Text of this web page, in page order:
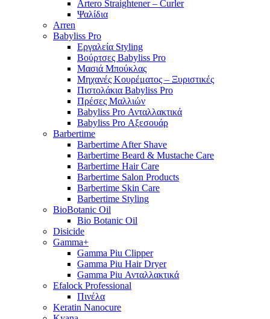
Artero Straightener – Curler
Ψαλίδια
Arren
Babyliss Pro
Εργαλεία Styling
Βούρτσες Babyliss Pro
Μασιά Μπούκλας
Μηχανές Κουρέματος – Ξυριστικές
Πιστολάκια Babyliss Pro
Πρέσες Μαλλιών
Babyliss Pro Ανταλλακτικά
Babyliss Pro Αξεσουάρ
Barbertime
Barbertime After Shave
Barbertime Beard & Mustache Care
Barbertime Hair Care
Barbertime Salon Products
Barbertime Skin Care
Barbertime Styling
BioBotanic Oil
Bio Botanic Oil
Disicide
Gamma+
Gamma Piu Clipper
Gamma Piu Hair Dryer
Gamma Piu Ανταλλακτικά
Efalock Professional
Πινέλα
Keratin Nanocure